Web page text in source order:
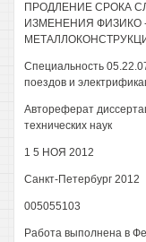
ПРОДЛЕНИЕ СРОКА
ИЗМЕНЕНИЯ ФИЗИКО
Специальность
поездов и
Автореферат
технических наук
1 5 НОЯ 2012
Санкт-Петербург 2012
005055103
Работа выполнена в